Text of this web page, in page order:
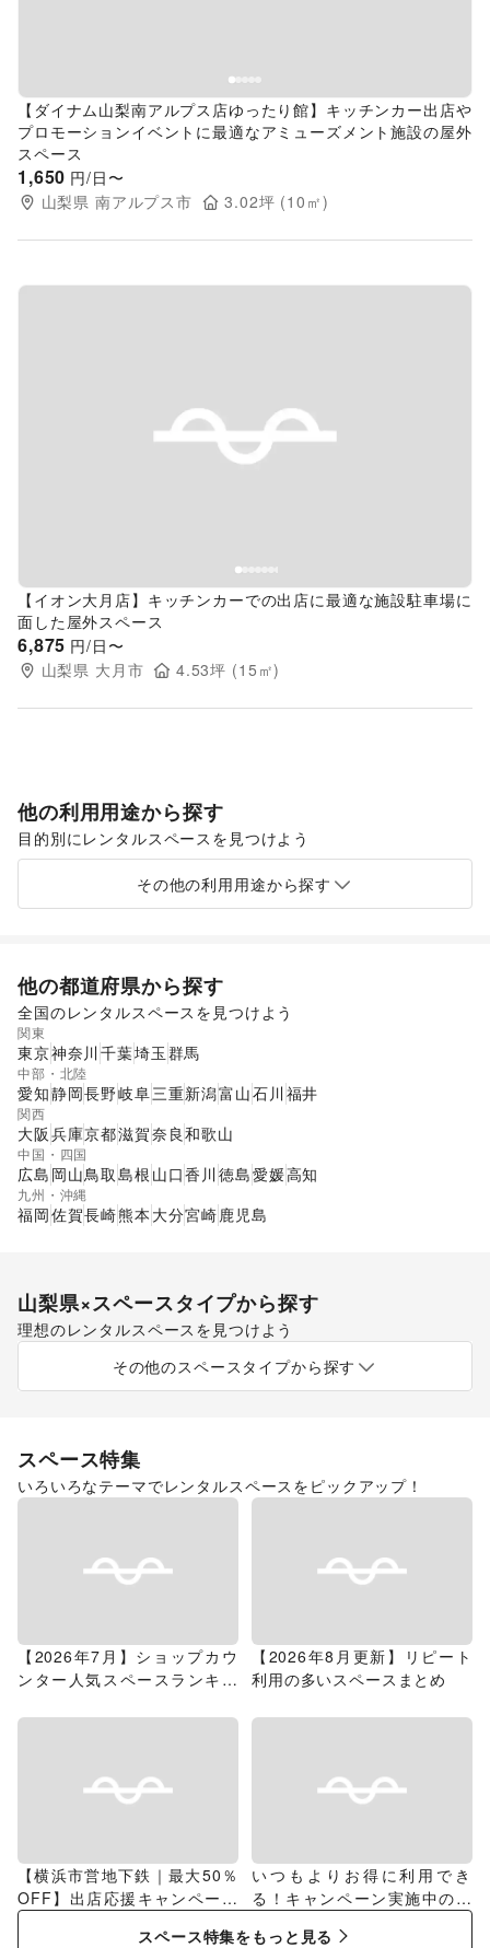
【ダイナム山梨南アルプス店ゆったり館】キッチンカー出店や
プロモーションイベントに最適なアミューズメント施設の屋外
スペース
1,650 円/日〜
山梨県 南アルプス市 3.02坪 (10 ㎡)
Previous slide
【イオン大月店】キッチンカーでの出店に最適な施設駐車場に
面した屋外スペース
6,875 円/日〜
山梨県 大月市 4.53坪 (15 ㎡)
他の利用用途から探す
目的別にレンタルスペースを見つけよう
ポップアップストア
食品販売
その他の利用用途から探す
他の都道府県から探す
全国のレンタルスペースを見つけよう
関東
東京神奈川 千葉埼玉 群馬
中部・北陸
愛知静岡長野岐阜三重新潟富山石川 福井
関西
大阪 兵庫京都滋賀奈良和歌山
中国・四国
広島 岡山鳥取 島根 山口香川 徳島愛媛高知
九州・沖縄
福岡佐賀長崎熊本 大分宮崎鹿児島
山梨県×スペースタイプから探す
理想のレンタルスペースを見つけよう
その他のスペースタイプから探す
スペース特集
いろいろなテーマでレンタルスペースをピックアップ！
【2026年7月】ショップカウ
ンター人気スペースランキン
【2026年8月更新】リピート
利用の多いスペースまとめ
【横浜市営地下鉄｜最大50％
OFF】出店応援キャンペーン
特集
いつもよりお得に利用でき
る！キャンペーン実施中のス
スペース特集をもっと見る